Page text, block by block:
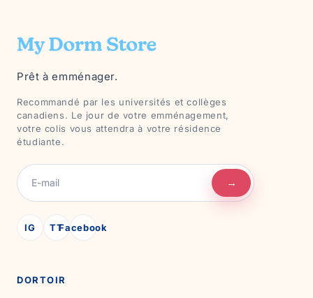
Prêt à emménager.
Recommandé par les universités et collèges
canadiens. Le jour de votre emménagement,
votre colis vous attendra à votre résidence
étudiante.
→
IG TTFacebook
DORTOIR